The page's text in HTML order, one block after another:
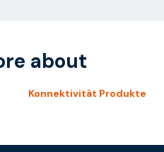
about
Konnektivität Produkte